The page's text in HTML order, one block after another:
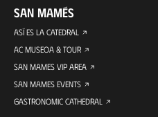
SAN MAMÉS
ASÍ ES LA CATEDRAL
AC MUSEOA & TOUR
SAN MAMES VIP AREA
SAN MAMES EVENTS
GASTRONOMIC CATHEDRAL